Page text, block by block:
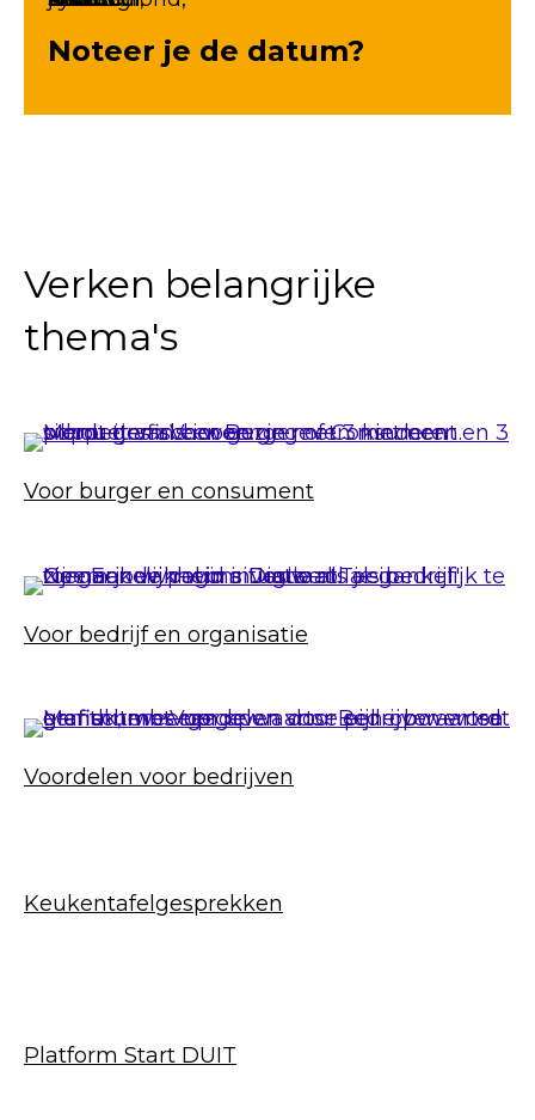
Noteer je de datum?
Verken belangrijke
thema's
Voor burger en consument
Voor bedrijf en organisatie
Voordelen voor bedrijven
Keukentafelgesprekken
Platform Start DUIT